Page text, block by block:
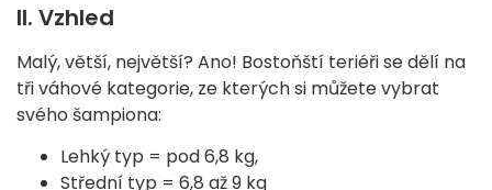
II. Vzhled
Malý, větší, největší? Ano! Bostoňští teriéři se dělí na
tři váhové kategorie, ze kterých si můžete vybrat
svého šampiona:
Lehký typ = pod 6,8 kg,
Střední typ = 6,8 až 9 kg